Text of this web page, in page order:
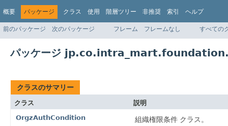
概要 パッケージ クラス 使用 階層ツリー 非推奨 索引 ヘルプ
前のパッケージ 次のパッケージ フレーム フレームなし すべての
パッケージ
クラスのサマリー
クラス
説明
OrgzAuthCondition
組織権限条件 クラス。